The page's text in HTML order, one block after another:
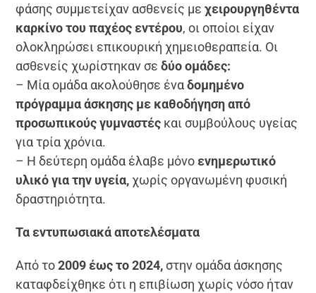
φάσης συμμετείχαν ασθενείς μεχειρουργηθέντα
καρκίνο του παχέος εντέρου, οι οποίοι είχαν
ολοκληρώσει επικουρική χημειοθεραπεία. Οι
ασθενείς χωρίστηκαν σεδύο ομάδες:
– Μία ομάδα ακολούθησε έναδομημένο
πρόγραμμα άσκησης με καθοδήγηση από
προσωπικούς γυμναστές και συμβούλους υγείας
για τρία χρόνια.
– Η δεύτερη ομάδα έλαβε μόνο ενημερωτικό
υλικό για την υγεία,χωρίς οργανωμένη φυσική
δραστηριότητα.
Τα εντυπωσιακά αποτελέσματα
Από το2009 έως το 2024, στην ομάδα άσκησης
καταφδείχθηκε ότι η επιβίωση χωρίς νόσο ήταν